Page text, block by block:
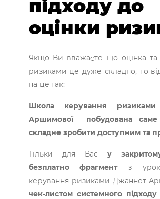
підходу до
оцінки
Якщо Ви вважаєте що оцінка та
ризиками це дуже складно, то
на це так:
Школа керування
Аршимової побудована
складне зробити доступним та
Тільки для Васу
безплатно фрагментз
керування ризиками Джаннет
чек-листом системного